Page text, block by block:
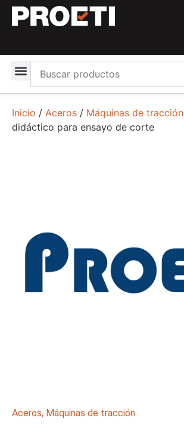
Inicio / Aceros / Máquinas de tracción
didáctico para ensayo de corte
Aceros, Máquinas de tracción